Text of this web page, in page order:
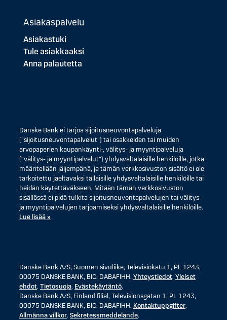
Asiakaspalvelu
Asiakastuki
Tule asiakkaaksi
Anna palautetta
Danske Bank ei tarjoa sijoitusneuvontapalveluja
("sijoitusneuvontapalvelut") tai osakkeiden tai muiden
arvopaperien kaupankäynti-, välitys- ja myyntipalveluja
("välitys- ja myyntipalvelut") yhdysvaltalaisille henkilöille, jotka
määritellään jäljempänä, ja tämän verkkosivuston sisältö ei ole
tarkoitettu jaeltavaksi tällaisille yhdysvaltalaisille henkilöille tai
heidän käytettäväkseen. Mitään tämän verkkosivuston
sisällössä ei pidä tulkita sijoitusneuvontapalvelujen tai välitys-
ja myyntipalvelujen tarjoamiseksi yhdysvaltalaisille henkilöille.
Lue lisää »
Danske Bank A/S, Suomen sivuliike, Televisiokatu 1, PL 1243,
00075 DANSKE BANK, BIC: DABAFIHH. Yhteystiedot. Yleiset
ehdot. Tietosuoja. Evästekäytäntö.
Danske Bank A/S, Finland filial, Televisionsgatan 1, PL 1243,
00075 DANSKE BANK, BIC: DABAFIHH. Kontaktuppgifter.
Allmänna villkor. Sekretessmeddelande.